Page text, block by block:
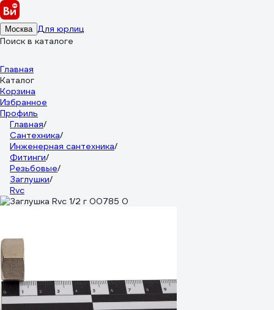
Москва Для юрлиц
Поиск в каталоге
Главная
Каталог
Корзина
Избранное
Профиль
Главная/
Сантехника/
Инженерная сантехника/
Фитинги/
Резьбовые/
Заглушки/
Rvc